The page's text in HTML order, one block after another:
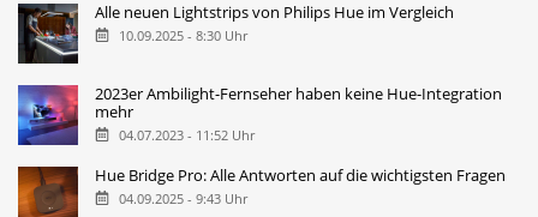
Alle neuen Lightstrips von Philips Hue im Vergleich
10.09.2025 - 8:30 Uhr
2023er Ambilight-Fernseher haben keine Hue-Integration
mehr
04.07.2023 - 11:52 Uhr
Hue Bridge Pro: Alle Antworten auf die wichtigsten Fragen
04.09.2025 - 9:43 Uhr